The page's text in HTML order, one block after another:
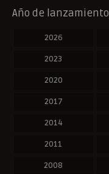
Año de lanzamiento
2026
2023
2020
2017
2014
2011
2008